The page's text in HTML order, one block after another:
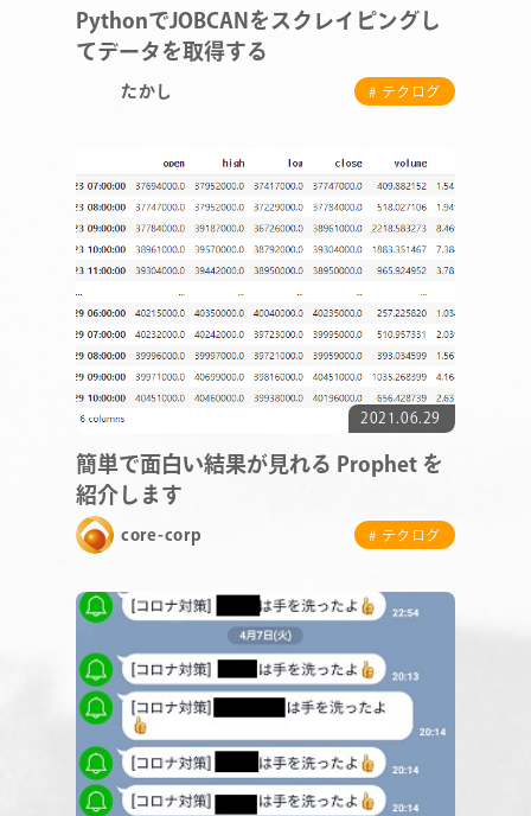
COMPANY
SERVICE
STAFF BLOG
NEWS
CONTACT
RECRUIT
PythonでJOBCANをスクレイピングし
てデータを取得する
たかし # テクログ
2021.06.29
簡単で面白い結果が見れる Prophet を
紹介します
core-corp # テクログ